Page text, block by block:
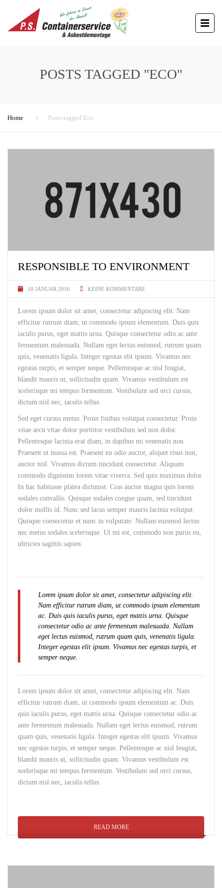
POSTS TAGGED "ECO"
Home Posts tagged Eco
RESPONSIBLE TO ENVIRONMENT
18 JANUAR 2016 KEINE KOMMENTARE
Lorem ipsum dolor sit amet, consectetur adipiscing elit. Nam
efficitur rutrum diam, ut commodo ipsum elementum. Duis quis
iaculis purus, eget mattis urna. Quisque consectetur odio ac ante
fermentum malesuada. Nullam eget lectus euismod, rutrum quam
quis, venenatis ligula. Integer egestas elit ipsum. Vivamus nec
egestas turpis, et semper neque. Pellentesque ac nisl feugiat,
blandit mauris ut, sollicitudin quam. Vivamus vestibulum est
scelerisque mi tempus fermentum. Vestibulum sed orci cursus,
dictum nisl nec, iaculis tellus.
Sed eget cursus metus. Proin finibus volutpat consectetur. Proin
vitae arcu vitae dolor porttitor vestibulum sed non dolor.
Pellentesque lacinia erat diam, in dapibus mi venenatis non.
Praesent ut massa est. Praesent eu odio auctor, aliquet risus non,
auctor nisl. Vivamus dictum tincidunt consectetur. Aliquam
commodo dignissim lorem vitae viverra. Sed quis maximus dolor.
In hac habitasse platea dictumst. Cras auctor magna quis lorem
sodales convallis. Quisque sodales congue quam, sed tincidunt
dolor mollis id. Nunc sed lacus semper mauris lacinia volutpat.
Quisque consectetur et nunc in vulputate. Nullam euismod lectus
nec metus sodales scelerisque. Ut mi est, commodo non purus eu,
ultricies sagittis sapien.
Lorem ipsum dolor sit amet, consectetur adipiscing elit.
Nam efficitur rutrum diam, ut commodo ipsum elementum
ac. Duis quis iaculis purus, eget mattis urna. Quisque
consectetur odio ac ante fermentum malesuada. Nullam
eget lectus euismod, rutrum quam quis, venenatis ligula.
Integer egestas elit ipsum. Vivamus nec egestas turpis, et
semper neque.
Lorem ipsum dolor sit amet, consectetur adipiscing elit. Nam
efficitur rutrum diam, ut commodo ipsum elementum ac. Duis
quis iaculis purus, eget mattis urna. Quisque consectetur odio ac
ante fermentum malesuada. Nullam eget lectus euismod, rutrum
quam quis, venenatis ligula. Integer egestas elit ipsum. Vivamus
nec egestas turpis, et semper neque. Pellentesque ac nisl feugiat,
blandit mauris ut, sollicitudin quam. Vivamus vestibulum est
scelerisque mi tempus fermentum. Vestibulum sed orci cursus,
dictum nisl nec, iaculis tellus.
READ MORE